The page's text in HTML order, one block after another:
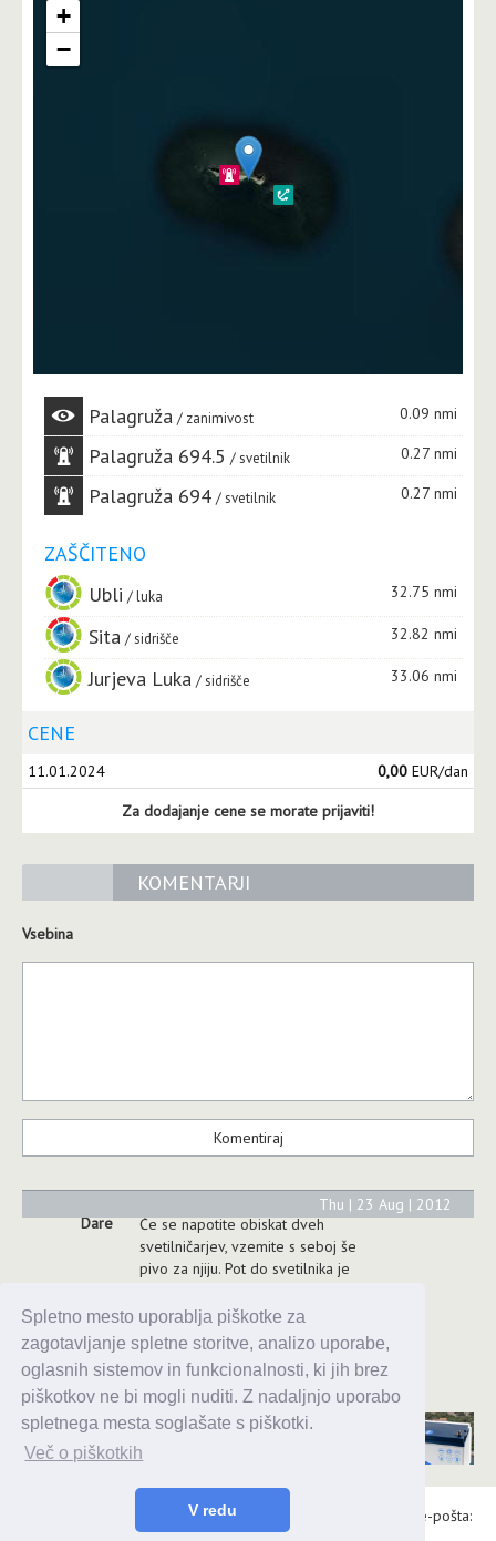
Spletno mesto uporablja piškotke za
zagotavljanje spletne storitve, analizo uporabe,
oglasnih sistemov in funkcionalnosti, ki jih brez
piškotkov ne bi mogli nuditi. Z nadaljnjo uporabo
spletnega mesta soglašate s piškotki.
Več o piškotkih
V redu
+
−
Palagruža zanimivost 0.09 nmi
Palagruža 694.5 svetilnik 0.27 nmi
Palagruža 694 svetilnik 0.27 nmi
ZAŠČITENO
Ubli
luka 32.75 nmi
Sita sidrišče 32.82 nmi
Jurjeva Luka sidrišče 33.06 nmi
CENE
11.01.2024 0,00 EUR/dan
Za dodajanje cene se morate prijaviti!
KOMENTARJI
Vsebina
Dare
Če se napotite obiskat dveh
svetilničarjev, vzemite s seboj še
pivo za njiju. Pot do svetilnika je
poleti...S prijaznostjo ( in pivom)
lahko dosežete ogled svetilnika -
neposredno, samo čisti morate
biti zaradi prahu.
Thu | 23 Aug | 2012
Alaris d.o.o., Topniška 14, Ljubljana, Tel.: 031 303 086, e-pošta: